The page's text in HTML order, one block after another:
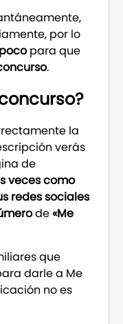
por lo
para que
.
la
verás
de
veces como
redes sociales
de«Me
que
darle a Me
no es